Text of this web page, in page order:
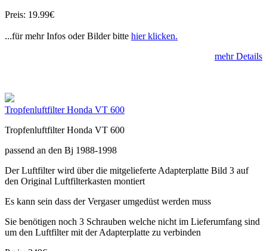
Preis: 19.99€
...für mehr Infos oder Bilder bitte hier klicken.
mehr Details
Tropfenluftfilter Honda VT 600
Tropfenluftfilter Honda VT 600
passend an den Bj 1988-1998
Der Luftfilter wird über die mitgelieferte Adapterplatte Bild 3 auf
den Original Luftfilterkasten montiert
Es kann sein dass der Vergaser umgedüst werden muss
Sie benötigen noch 3 Schrauben welche nicht im Lieferumfang sind
um den Luftfilter mit der Adapterplatte zu verbinden